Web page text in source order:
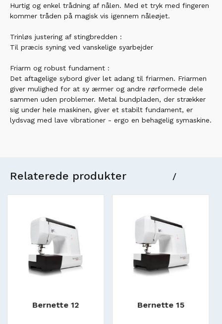
Hurtig og enkel trådning af nålen. Med et tryk med fingeren
kommer tråden på magisk vis igennem nåleøjet.
Trinløs justering af stingbredden :
Til præcis syning ved vanskelige syarbejder
Friarm og robust fundament :
Det aftagelige sybord giver let adang til friarmen. Friarmen
giver mulighed for at sy ærmer og andre rørformede dele
sammen uden problemer. Metal bundpladen, der strækker
sig under hele maskinen, giver et stabilt fundament, er
lydsvag med lave vibrationer - ergo en behagelig symaskine.
Relaterede produkter /
Bernette 15
Bernette 20 (brugt)